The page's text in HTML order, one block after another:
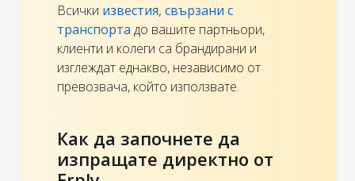
Всички известия, свързани с
транспорта до вашите партньори,
клиенти и колеги са брандирани и
изглеждат еднакво, независимо от
превозвача, който използвате.
Как да започнете да
изпращате директно от